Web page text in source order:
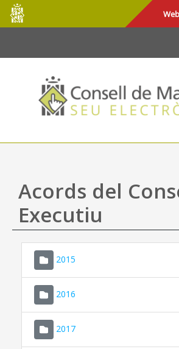
Salta al contingut principal
Consell
de
Mallorca
Acords del
Executiu
2015
2016
2017